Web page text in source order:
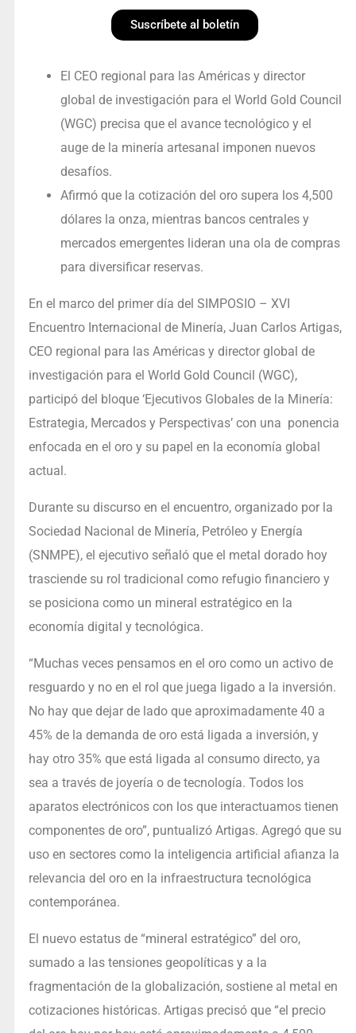
Suscríbete al boletín
El CEO regional para las Américas y director
global de investigación para el World Gold Council
(WGC) precisa que el avance tecnológico y el
auge de la minería artesanal imponen nuevos
desafíos.
Afirmó que la cotización del oro supera los 4,500
dólares la onza, mientras bancos centrales y
mercados emergentes lideran una ola de compras
para diversificar reservas.
En el marco del primer día del SIMPOSIO – XVI
Encuentro Internacional de Minería, Juan Carlos Artigas,
CEO regional para las Américas y director global de
investigación para el World Gold Council (WGC),
participó del bloque ‘Ejecutivos Globales de la Minería:
Estrategia, Mercados y Perspectivas’ con una ponencia
enfocada en el oro y su papel en la economía global
actual.
Durante su discurso en el encuentro, organizado por la
Sociedad Nacional de Minería, Petróleo y Energía
(SNMPE), el ejecutivo señaló que el metal dorado hoy
trasciende su rol tradicional como refugio financiero y
se posiciona como un mineral estratégico en la
economía digital y tecnológica.
“Muchas veces pensamos en el oro como un activo de
resguardo y no en el rol que juega ligado a la inversión.
No hay que dejar de lado que aproximadamente 40 a
45% de la demanda de oro está ligada a inversión, y
hay otro 35% que está ligada al consumo directo, ya
sea a través de joyería o de tecnología. Todos los
aparatos electrónicos con los que interactuamos tienen
componentes de oro”, puntualizó Artigas. Agregó que su
uso en sectores como la inteligencia artificial afianza la
relevancia del oro en la infraestructura tecnológica
contemporánea.
El nuevo estatus de “mineral estratégico” del oro,
sumado a las tensiones geopolíticas y a la
fragmentación de la globalización, sostiene al metal en
cotizaciones históricas. Artigas precisó que “el precio